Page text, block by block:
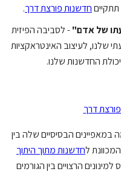
חדשנות פורצת דרך.
של אדם"- לסביבה הפיזית
שלנו, לעיצוב האינטראקציות
החדשנות שלנו.
הבסיסיים שלה בין
המכוונת לחדשנות מתוך היתוך
הרצויים בין הגורמים